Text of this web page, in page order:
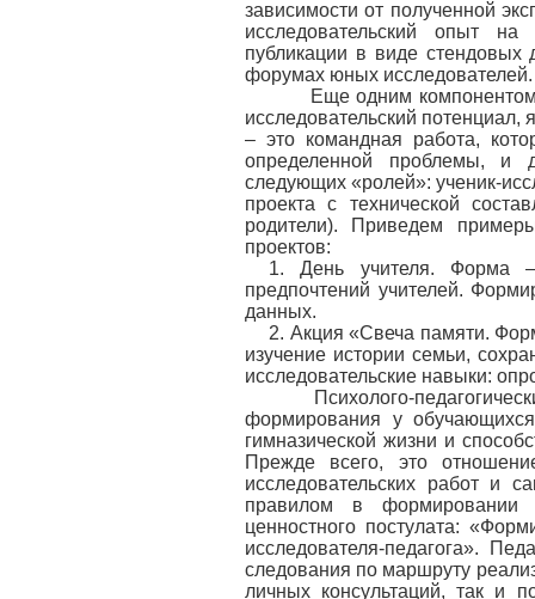
зависимости от полученной
исследовательский опыт на
публикации в виде
форумах юных исследователей.
Еще одним компонентом
исследовательский потенциал,
– это командная работа,
определенной проблемы, и
следующих «ролей»: ученик-
проекта с технической
родители). Приведем
проектов:
1. День учителя. Форма –
предпочтений учителей.
данных.
2. Акция «Свеча памяти.
изучение истории семьи,
исследовательские навыки:
Психолого-
формирования у обучающихся
гимназической жизни и
Прежде всего, это
исследовательских работ и
правилом в формировании
ценностного постулата:
исследователя-педагога».
следования по маршруту
личных консультаций, так и